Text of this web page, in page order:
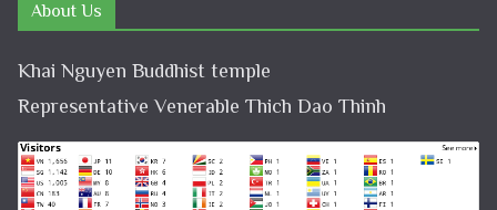
About Us
Khai Nguyen Buddhist temple
Representative Venerable Thich Dao Thinh